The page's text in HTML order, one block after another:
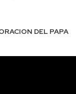
DEL PAPA